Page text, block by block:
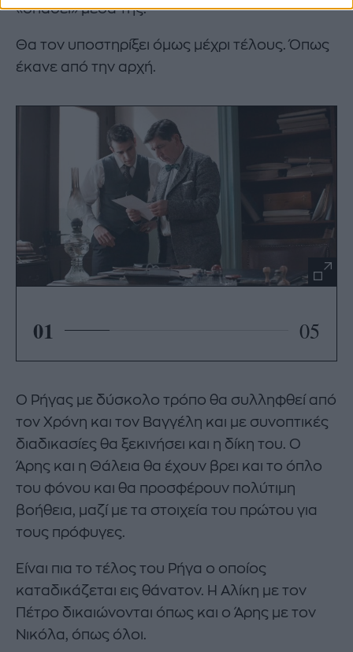
«σπάσει» μέσα της.
Θα τον υποστηρίξει όμως μέχρι τέλους. Όπως
έκανε από την αρχή.
01 05
Ο Ρήγας με δύσκολο τρόπο θα συλληφθεί από
τον Χρόνη και τον Βαγγέλη και με συνοπτικές
διαδικασίες θα ξεκινήσει και η δίκη του. Ο
Άρης και η Θάλεια θα έχουν βρει και το όπλο
του φόνου και θα προσφέρουν πολύτιμη
βοήθεια, μαζί με τα στοιχεία του πρώτου για
τους πρόφυγες.
Είναι πια το τέλος του Ρήγα ο οποίος
καταδικάζεται εις θάνατον. Η Αλίκη με τον
Πέτρο δικαιώνονται όπως και ο Άρης με τον
Νικόλα, όπως όλοι.